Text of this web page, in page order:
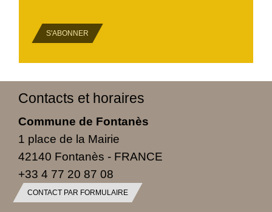
S'ABONNER
Contacts et horaires
Commune de Fontanès
1 place de la Mairie
42140 Fontanès - FRANCE
+33 4 77 20 87 08
CONTACT PAR FORMULAIRE